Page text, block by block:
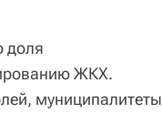
доля
ЖКХ.
муниципалитеты